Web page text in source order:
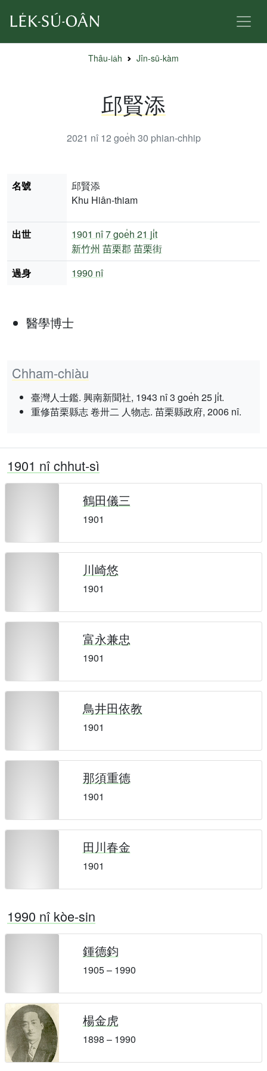
Thâu-ia̍h Jîn-sū-kàm
邱賢添
2021 nî 12 goe̍h 30 phian-chhip
醫學博士
Chham-chiàu
臺灣人士鑑. 興南新聞社, 1943 nî 3 goe̍h 25 ji̍t.
重修苗栗縣志 卷卅二 人物志. 苗栗縣政府, 2006 nî.
名號
邱賢添
Khu Hiân-thiam
出世 1901 nî7 goe̍h 21 ji̍t
新竹州 苗栗郡 苗栗街
過身
1990 nî
1901 nî chhut-sì
鶴田儀三
1901
川崎悠
1901
富永兼忠
1901
鳥井田依教
1901
那須重德
1901
田川春金
1901
1990 nî kòe-sin
鍾德鈞
1905 – 1990
楊金虎
1898 – 1990